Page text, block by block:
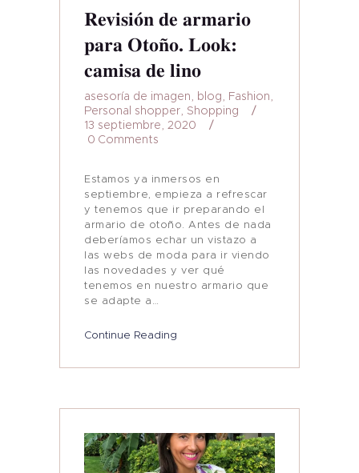
Revisión de armario
para Otoño. Look:
camisa de lino
asesoría de imagen blog Fashion
Personal shopper
Shopping
13 septiembre, 2020
0 Comments
Estamos ya inmersos en
septiembre, empieza a refrescar
y tenemos que ir preparando el
armario de otoño. Antes de nada
deberíamos echar un vistazo a
las webs de moda para ir viendo
las novedades y ver qué
tenemos en nuestro armario que
se adapte a…
Continue Reading